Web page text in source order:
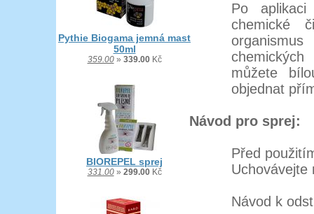
Pythie Biogama jemná mast
50ml
359.00» 339.00Kč
BIOREPEL sprej
331.00» 299.00Kč
Po
chemické
můžete
objednat
Návod pro sprej:
Před
Uchovávejte
Návod k